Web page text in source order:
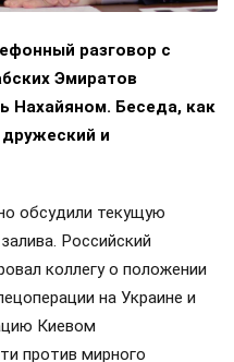
разговор с
Эмиратов
Нахайяном. Беседа, как
и
обсудили текущую
Российский
коллегу о положении
на Украине и
Киевом
против мирного